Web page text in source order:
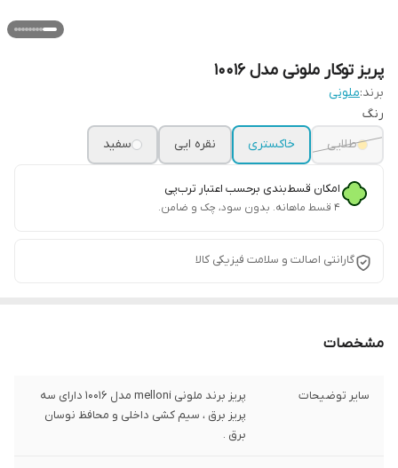
پریز توکار ملونی مدل 10016
برند:ملونی
رنگ
طلایی
خاکستری نقره ایی سفید
امکان قسط‌بندی برحسب اعتبار ترب‌پی
۴ قسط ماهانه. بدون سود، چک و ضامن.
گارانتی اصالت و سلامت فیزیکی کالا
مشخصات
سایر توضیحات
پریز برند ملونی melloni مدل 10016 دارای سه
پریز برق ، سیم کشی داخلی و محافظ نوسان
برق .